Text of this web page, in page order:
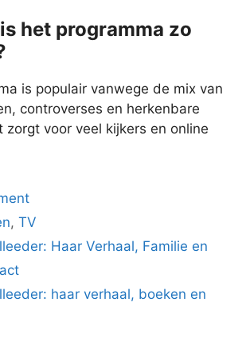
het programma zo
is populair vanwege de mix van
controverses en herkenbare
zorgt voor veel kijkers en online
,TV
Haar Verhaal, Familie en
haar verhaal, boeken en